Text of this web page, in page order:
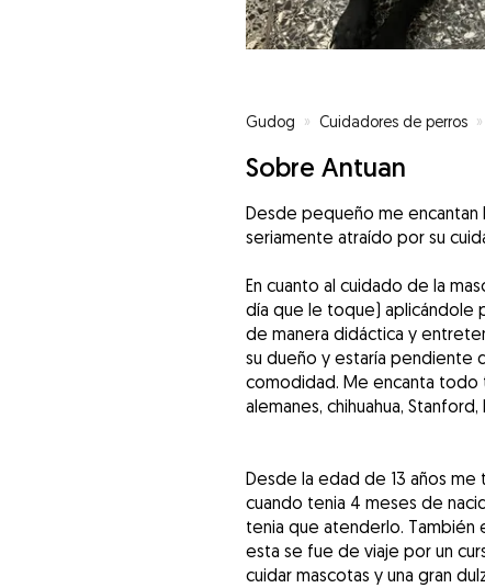
Gudog » Cuidadores de perros »
Sobre Antuan
Desde pequeño me encantan
seriamente atraído por su
En cuanto al cuidado de la
día que le toque) aplicándole
de manera didáctica y
su dueño y estaría pendiente
comodidad. Me encanta
alemanes, chihuahua,
Desde la edad de 13 años
cuando tenia 4 meses de
tenia que atenderlo. También
esta se fue de viaje por un
cuidar mascotas y una gran